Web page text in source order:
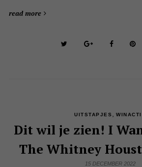
read more
UITSTAPJES
Dit wil je zien! I
The Whitney
15 DECEMBER 2022